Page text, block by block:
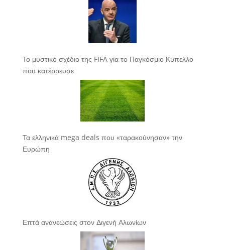
Το μυστικό σχέδιο της FIFA για το Παγκόσμιο Κύπελλο
που κατέρρευσε
Τα ελληνικά mega deals που «ταρακούνησαν» την
Ευρώπη
Επτά ανανεώσεις στον Διγενή Αλωνίων